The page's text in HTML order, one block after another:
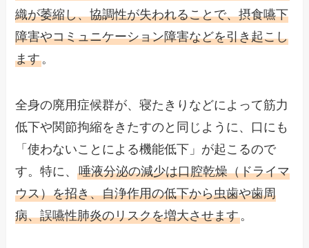
織が萎縮し、協調性が失われることで、摂食嚥下
障害やコミュニケーション障害などを引き起こし
ます。
全身の廃用症候群が、寝たきりなどによって筋力
低下や関節拘縮をきたすのと同じように、口にも
「使わないことによる機能低下」が起こるので
す。特に、唾液分泌の減少は口腔乾燥（ドライマ
ウス）を招き、自浄作用の低下から虫歯や歯周
病、誤嚥性肺炎のリスクを増大させます。